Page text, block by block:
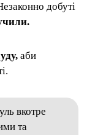
добуті
аби
вкотре
та